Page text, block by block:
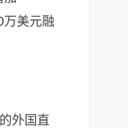
美元融
外国直